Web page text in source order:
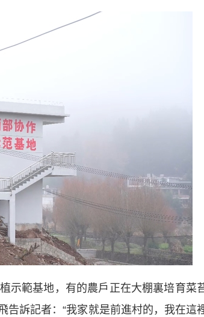
範基地，有的農戶正在大棚裏培育菜
告訴記者：“我家就是前進村的，我在這